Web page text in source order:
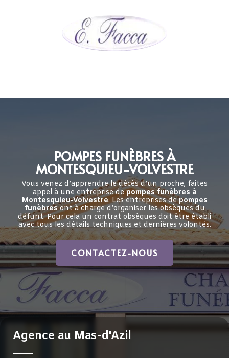
POMPES FUNÈBRES À
MONTESQUIEU-VOLVESTRE
Vous venez d’apprendre le décès d’un proche, faites
appel à une entreprise depompes funèbres à
Montesquieu-Volvestre. Les entreprises depompes
funèbresont à charge d’organiser les obsèques du
défunt. Pour cela un contrat obsèques doit être établi
avec tous les détails techniques et dernières volontés.
CONTACTEZ-NOUS
Agence au Mas-d'Azil